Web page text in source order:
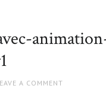
A COMMENT